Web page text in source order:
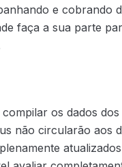
e cobrando
faça a sua parte
os dados dos
não circularão aos